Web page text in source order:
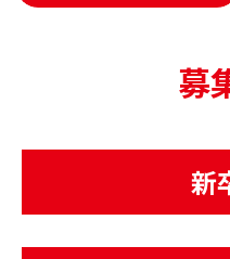
募
新